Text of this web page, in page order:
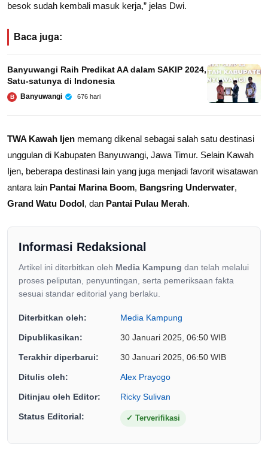
besok sudah kembali masuk kerja,” jelas Dwi.
Baca juga:
Banyuwangi Raih Predikat AA dalam SAKIP 2024,
Satu-satunya di Indonesia
B Banyuwangi 676 hari
TWA Kawah Ijen memang dikenal sebagai salah satu destinasi
unggulan di Kabupaten Banyuwangi, Jawa Timur. Selain Kawah
Ijen, beberapa destinasi lain yang juga menjadi favorit wisatawan
antara lain Pantai Marina Boom, Bangsring Underwater,
Grand Watu Dodol, dan Pantai Pulau Merah.
Informasi Redaksional
Artikel ini diterbitkan oleh Media Kampung dan telah melalui
proses peliputan, penyuntingan, serta pemeriksaan fakta
sesuai standar editorial yang berlaku.
Diterbitkan oleh: Media Kampung
Dipublikasikan: 30 Januari 2025, 06:50 WIB
Terakhir diperbarui: 30 Januari 2025, 06:50 WIB
Ditulis oleh: Alex Prayogo
Ditinjau oleh Editor: Ricky Sulivan
Status Editorial: ✓ Terverifikasi